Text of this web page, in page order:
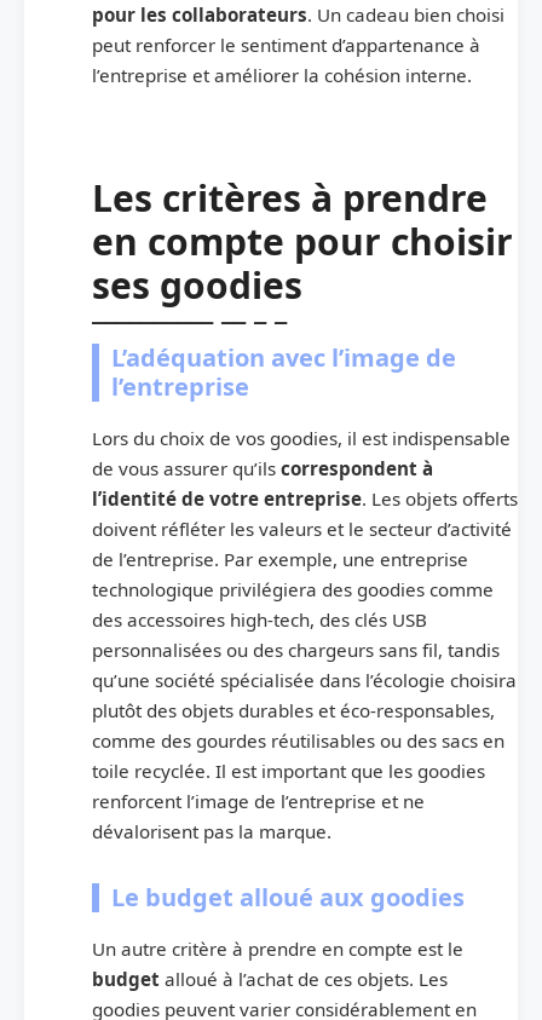
pour les collaborateurs. Un cadeau bien choisi
peut renforcer le sentiment d’appartenance à
l’entreprise et améliorer la cohésion interne.
Les critères à prendre
en compte pour choisir
ses goodies
L’adéquation avec l’image de
l’entreprise
Lors du choix de vos goodies, il est indispensable
de vous assurer qu’ils correspondent à
l’identité de votre entreprise. Les objets offerts
doivent réfléter les valeurs et le secteur d’activité
de l’entreprise. Par exemple, une entreprise
technologique privilégiera des goodies comme
des accessoires high-tech, des clés USB
personnalisées ou des chargeurs sans fil, tandis
qu’une société spécialisée dans l’écologie choisira
plutôt des objets durables et éco-responsables,
comme des gourdes réutilisables ou des sacs en
toile recyclée. Il est important que les goodies
renforcent l’image de l’entreprise et ne
dévalorisent pas la marque.
Le budget alloué aux goodies
Un autre critère à prendre en compte est le
budget alloué à l’achat de ces objets. Les
goodies peuvent varier considérablement en